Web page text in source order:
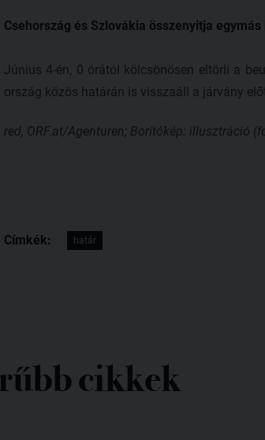
Csehország és Szlovákia összenyitja
Június 4-én, 0 órától kölcsönösen eltörli a
ország közös határán is visszaáll a járvány
red, ORF.at/Agenturen; Borítókép: illusztráció
Címkék: határ
cikkek